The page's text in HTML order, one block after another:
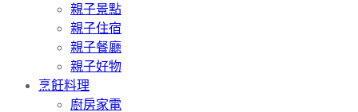
親子景點
親子住宿
親子餐廳
親子好物
烹飪料理
廚房家電